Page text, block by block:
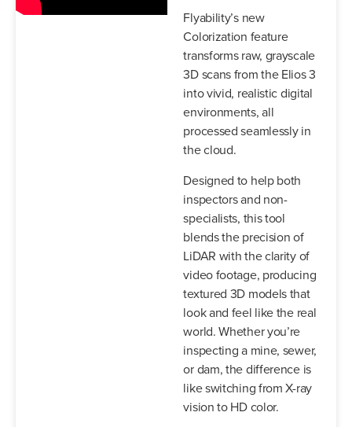
Flyability’s new
Colorization feature
transforms raw, grayscale
3D scans from the Elios 3
into vivid, realistic digital
environments, all
processed seamlessly in
the cloud.
Designed to help both
inspectors and non-
specialists, this tool
blends the precision of
LiDAR with the clarity of
video footage, producing
textured 3D models that
look and feel like the real
world. Whether you’re
inspecting a mine, sewer,
or dam, the difference is
like switching from X-ray
vision to HD color.